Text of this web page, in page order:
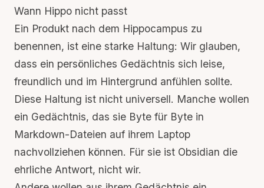
Wann Hippo nicht passt
Ein Produkt nach dem Hippocampus zu
benennen, ist eine starke Haltung: Wir glauben,
dass ein persönliches Gedächtnis sich leise,
freundlich und im Hintergrund anfühlen sollte.
Diese Haltung ist nicht universell. Manche wollen
ein Gedächtnis, das sie Byte für Byte in
Markdown-Dateien auf ihrem Laptop
nachvollziehen können. Für sie ist Obsidian die
ehrliche Antwort, nicht wir.